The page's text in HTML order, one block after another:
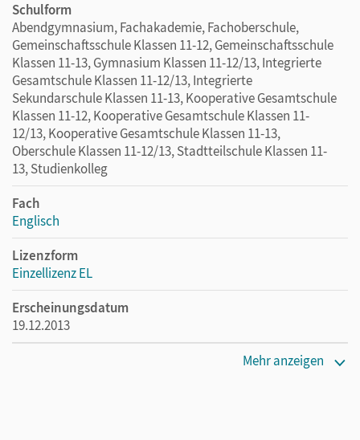
Schulform
Abendgymnasium, Fachakademie, Fachoberschule,
Gemeinschaftsschule Klassen 11-12, Gemeinschaftsschule
Klassen 11-13, Gymnasium Klassen 11-12/13, Integrierte
Gesamtschule Klassen 11-12/13, Integrierte
Sekundarschule Klassen 11-13, Kooperative Gesamtschule
Klassen 11-12, Kooperative Gesamtschule Klassen 11-
12/13, Kooperative Gesamtschule Klassen 11-13,
Oberschule Klassen 11-12/13, Stadtteilschule Klassen 11-
13, Studienkolleg
Fach
Englisch
Lizenzform
Einzellizenz EL
Erscheinungsdatum
19.12.2013
Mehr anzeigen